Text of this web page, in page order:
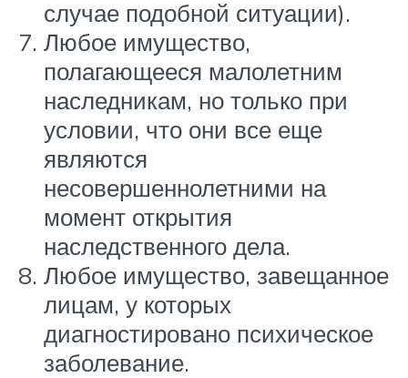
случае подобной ситуации).
Любое имущество,
полагающееся малолетним
наследникам, но только при
условии, что они все еще
являются
несовершеннолетними на
момент открытия
наследственного дела.
Любое имущество, завещанное
лицам, у которых
диагностировано психическое
заболевание.